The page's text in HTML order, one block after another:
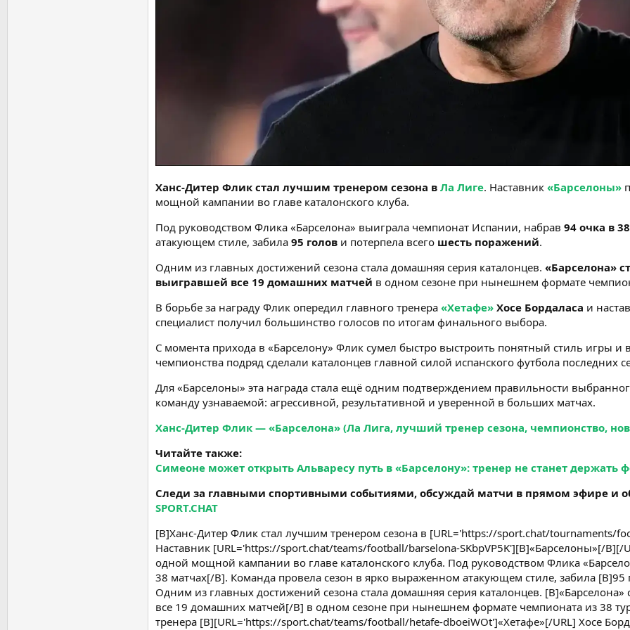
Ханс-Дитер Флик стал лучшим тренером сезона в Ла Лиге. Наставник «Барселоны»
мощной кампании во главе каталонского клуба.
Под руководством Флика «Барселона» выиграла чемпионат Испании, набрав 94 очка в
атакующем стиле, забила 95 голов и потерпела всего шесть поражений.
Одним из главных достижений сезона стала домашняя серия каталонцев. «Барселона»
выигравшей все 19 домашних матчей в одном сезоне при нынешнем формате
В борьбе за награду Флик опередил главного тренера «Хетафе» Хосе Бордаласа и
специалист получил большинство голосов по итогам финального выбора.
С момента прихода в «Барселону» Флик сумел быстро выстроить понятный стиль игры и
чемпионства подряд сделали каталонцев главной силой испанского футбола последних
Для «Барселоны» эта награда стала ещё одним подтверждением правильности
команду узнаваемой: агрессивной, результативной и уверенной в больших матчах.
Ханс-Дитер Флик — «Барселона» (Ла Лига, лучший тренер сезона, чемпионство,
Читайте также:
Симеоне может открыть Альваресу путь в «Барселону»: тренер не станет держать
Следи за главными спортивными событиями, обсуждай матчи в прямом эфире и
SPORT.CHAT
[B]Ханс-Дитер Флик стал лучшим тренером сезона в [URL='https://sport.chat/tournaments/
Наставник [URL='https://sport.chat/teams/football/barselona-SKbpVP5K'][B]«Барселоны»[/
одной мощной кампании во главе каталонского клуба. Под руководством Флика
38 матчах[/B]. Команда провела сезон в ярко выраженном атакующем стиле, забила
Одним из главных достижений сезона стала домашняя серия каталонцев.
все 19 домашних матчей[/B] в одном сезоне при нынешнем формате чемпионата из 38
тренера [B][URL='https://sport.chat/teams/football/hetafe-dboeiWOt']«Хетафе»[/URL] Хосе